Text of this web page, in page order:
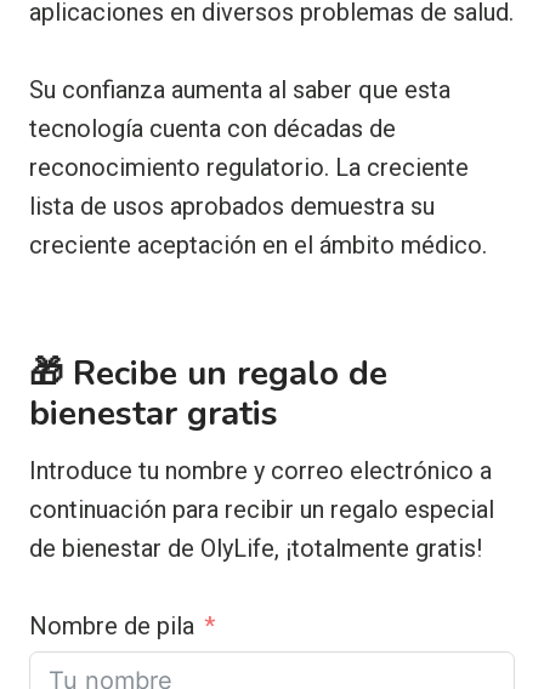
aplicaciones en diversos problemas de salud.
Su confianza aumenta al saber que esta
tecnología cuenta con décadas de
reconocimiento regulatorio. La creciente
lista de usos aprobados demuestra su
creciente aceptación en el ámbito médico.
🎁 Recibe un regalo de
bienestar gratis
Introduce tu nombre y correo electrónico a
continuación para recibir un regalo especial
de bienestar de OlyLife, ¡totalmente gratis!
Nombre de pila